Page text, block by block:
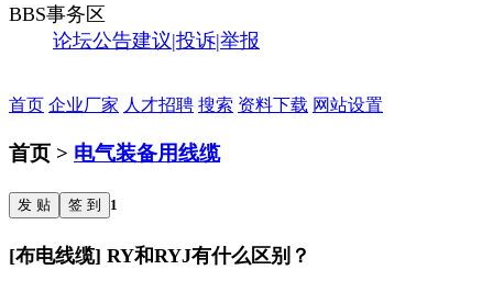
BBS事务区
论坛公告建议|投诉|举报
首页 企业厂家 人才招聘 搜索 资料下载 网站设置
首页 > 电气装备用线缆
发 贴 签 到 1
[布电线缆] RY和RYJ有什么区别？